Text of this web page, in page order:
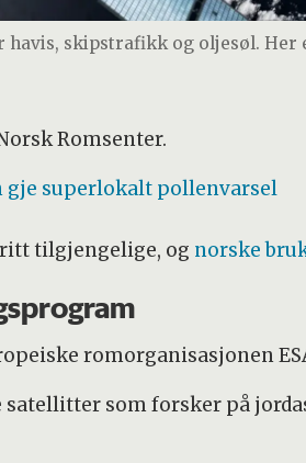
havis, skipstrafikk og oljesøl. Her
Romsenter.
gje superlokalt pollenvarsel
tilgjengelige, og norske
romorganisasjonen
satellitter som forsker på